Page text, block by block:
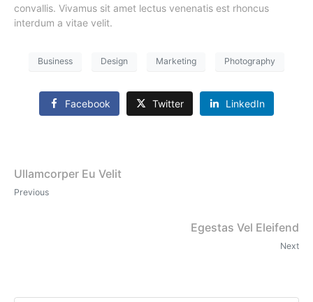
convallis. Vivamus sit amet lectus venenatis est rhoncus
interdum a vitae velit.
Business Design Marketing Photography
Facebook Twitter LinkedIn
Ullamcorper Eu Velit
Previous
Egestas Vel Eleifend
Next